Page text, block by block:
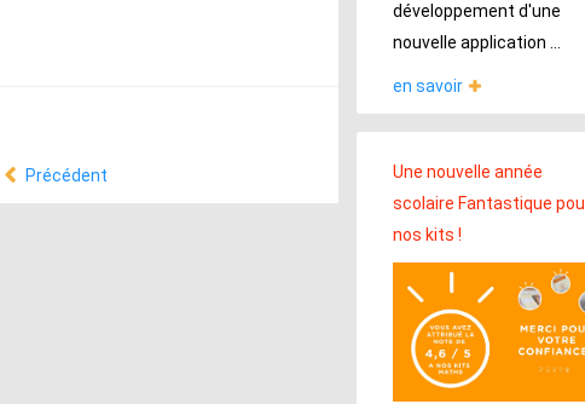
Précédent
développement d'une
nouvelle application ...
en savoir
Une nouvelle année
scolaire Fantastique
nos kits !